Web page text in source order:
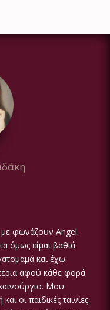
με φωνάζουν Angel.
όμως είμαι βαθιά
και έχω
αφού κάθε φορά
Μου
οι παιδικές ταινίες.